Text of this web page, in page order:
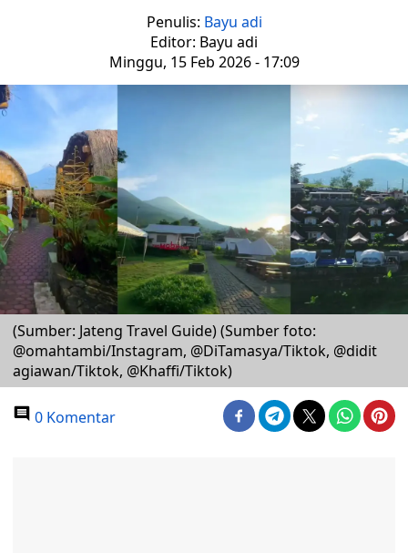
Penulis: Bayu adi
Editor: Bayu adi
Minggu, 15 Feb 2026 - 17:09
(Sumber: Jateng Travel Guide) (Sumber foto:
@omahtambi/Instagram, @DiTamasya/Tiktok, @didit
agiawan/Tiktok, @Khaffi/Tiktok)
0 Komentar